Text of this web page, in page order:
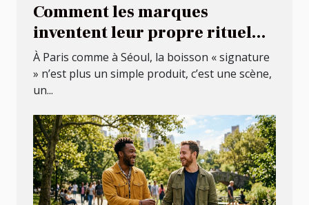
Comment les marques
inventent leur propre rituel
autour d'une boisson
signature
À Paris comme à Séoul, la boisson « signature
» n’est plus un simple produit, c’est une scène,
un...